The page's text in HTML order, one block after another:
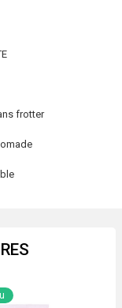
frotter